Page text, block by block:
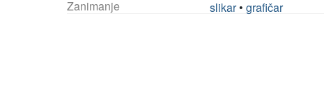
Zanimanje
slikar•grafičar